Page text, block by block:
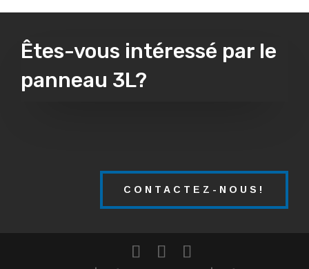
Êtes-vous intéressé par le
panneau 3L?
CONTACTEZ-NOUS!